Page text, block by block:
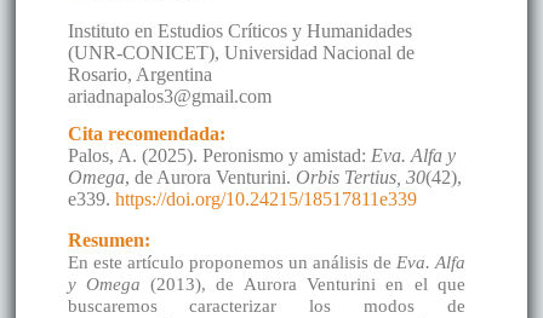
Instituto en Estudios Críticos y Humanidades
(UNR-CONICET), Universidad Nacional de
Rosario, Argentina
ariadnapalos3@gmail.com
Cita recomendada:
Palos, A. (2025). Peronismo y amistad: Eva. Alfa y
Omega, de Aurora Venturini. Orbis Tertius, 30(42),
e339. https://doi.org/10.24215/18517811e339
Resumen:
En este artículo proponemos un análisis de Eva. Alfa
y Omega (2013), de Aurora Venturini en el que
buscaremos caracterizar los modos de